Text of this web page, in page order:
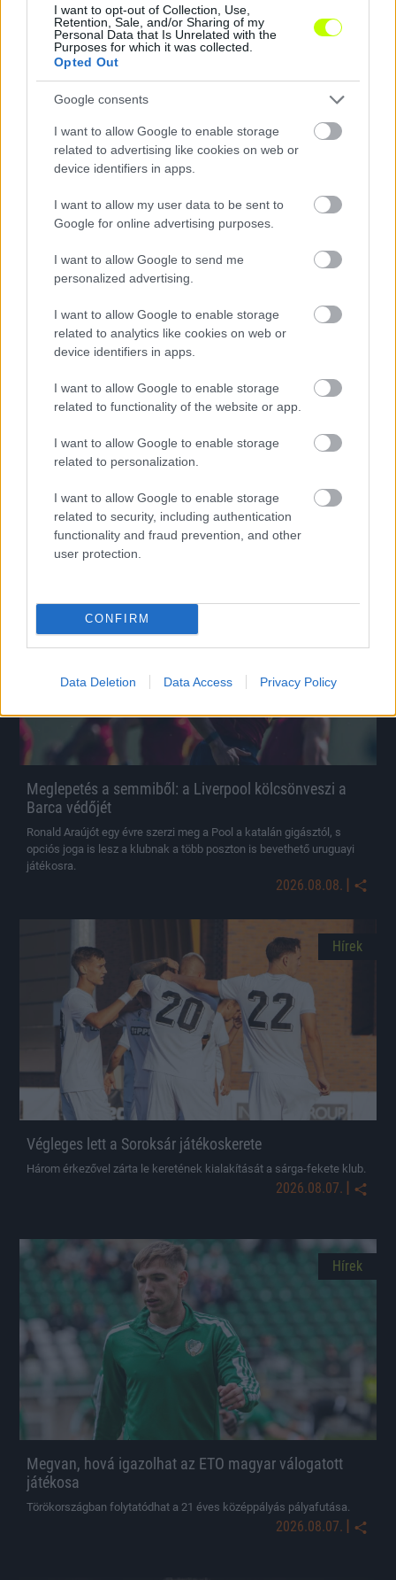
I want to opt-out of Collection, Use,
Retention, Sale, and/or Sharing of my
Personal Data that Is Unrelated with the
Purposes for which it was collected.
Opted Out
Google consents
I want to allow Google to enable storage
related to advertising like cookies on web or
device identifiers in apps.
I want to allow my user data to be sent to
Google for online advertising purposes.
I want to allow Google to send me
personalized advertising.
I want to allow Google to enable storage
related to analytics like cookies on web or
device identifiers in apps.
I want to allow Google to enable storage
related to functionality of the website or app.
I want to allow Google to enable storage
related to personalization.
I want to allow Google to enable storage
related to security, including authentication
functionality and fraud prevention, and other
user protection.
CONFIRM
Data Deletion Data Access Privacy Policy
Ketten is távozhatnak a Fraditól – egy magyar játékos
is búcsúzhat
Nem csak Elton Acolatse jövője kérdéses a Ferencvárosnál,
hamarosan újabb játékos távozására kerülhet sor.
2026.08.09.
tehetsége
éves Kovács Erik, aki már 16 évesen bemutatkozott az első
csapatban.
2026.08.08.
Meglepetés a semmiből: a Liverpool kölcsönveszi a
Barca védőjét
Ronald Araújót egy évre szerzi meg a Pool a katalán gigásztól, s
opciós joga is lesz a klubnak a több poszton is bevethető uruguayi
játékosra.
2026.08.08. |
Hírek
Végleges lett a Soroksár játékoskerete
Három érkezővel zárta le keretének kialakítását a sárga-fekete klub.
2026.08.07. |
Hírek
Megvan, hová igazolhat az ETO magyar válogatott
játékosa
Törökországban folytatódhat a 21 éves középpályás pályafutása.
2026.08.07. |